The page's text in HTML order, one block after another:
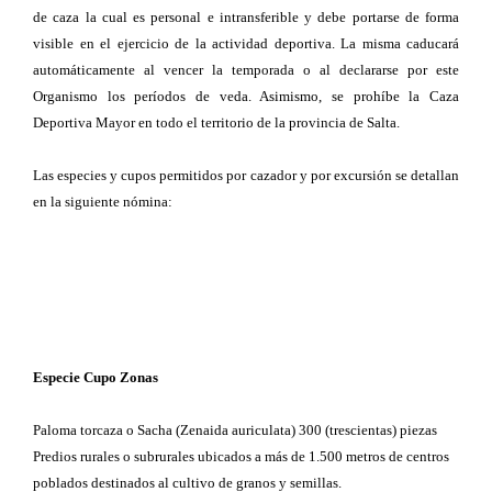
de caza la cual es personal e intransferible y debe portarse de forma
visible en el ejercicio de la actividad deportiva. La misma caducará
automáticamente al vencer la temporada o al declararse por este
Organismo los períodos de veda. Asimismo, se prohíbe la Caza
Deportiva Mayor en todo el territorio de la provincia de Salta.
Las especies y cupos permitidos por cazador y por excursión se detallan
en la siguiente nómina:
Especie Cupo Zonas
Paloma torcaza o Sacha (Zenaida auriculata) 300 (trescientas) piezas
Predios rurales o subrurales ubicados a más de 1.500 metros de centros
poblados destinados al cultivo de granos y semillas.